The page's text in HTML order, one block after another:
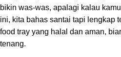
bikin was-was, apalagi kalau
ini, kita bahas santai tapi lengkap
food tray yang halal dan aman,
tenang.